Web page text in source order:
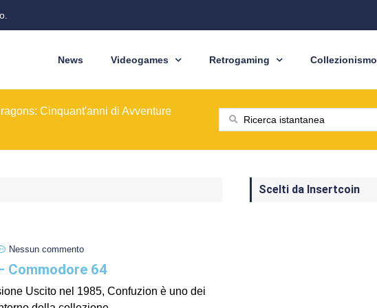
News Videogames Retrogaming Collezionismo
del modello originale
le sale giochi nel 1989
Cinquant'anni di Avventure
dal pixel al Sottosopra
BioWare
nostre tasche
del modello originale
le sale giochi nel 1989
Nessun commento
Commodore 64
Uscito nel 1985, Confuzion è uno dei
Scelti da Insertcoin